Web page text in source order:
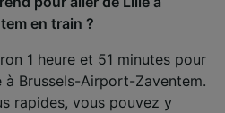
en train ?
1 heure et 51 minutes pour
Brussels-Airport-Zaventem.
rapides, vous pouvez y